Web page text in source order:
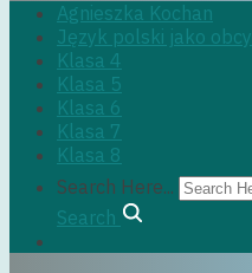
Agnieszka Kochan
Język polski jako obcy
Klasa 4
Klasa 5
Klasa 6
Klasa 7
Klasa 8
Search Here...
Search